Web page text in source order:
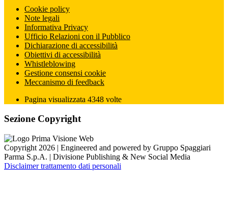
Cookie policy
Note legali
Informativa Privacy
Ufficio Relazioni con il Pubblico
Dichiarazione di accessibilità
Obiettivi di accessibilità
Whistleblowing
Gestione consensi cookie
Meccanismo di feedback
Pagina visualizzata 4348 volte
Sezione Copyright
Copyright 2026 | Engineered and powered by Gruppo Spaggiari
Parma S.p.A. | Divisione Publishing & New Social Media
Disclaimer trattamento dati personali